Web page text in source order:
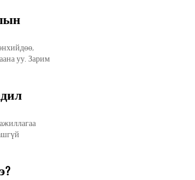
уу. Зарим